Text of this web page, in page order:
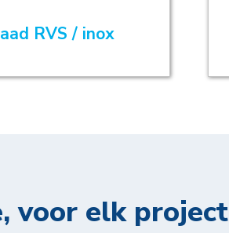
RVS / inox
voor elk project